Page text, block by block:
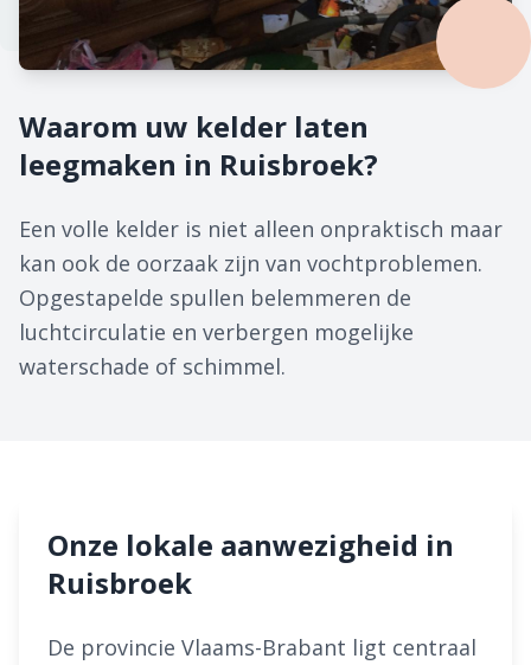
Waarom uw kelder laten
leegmaken in Ruisbroek?
Een volle kelder is niet alleen onpraktisch maar
kan ook de oorzaak zijn van vochtproblemen.
Opgestapelde spullen belemmeren de
luchtcirculatie en verbergen mogelijke
waterschade of schimmel.
Onze lokale aanwezigheid in
Ruisbroek
De provincie Vlaams-Brabant ligt centraal